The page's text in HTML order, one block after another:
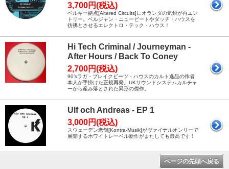
3,700円(税込)
ベルギー拠点[Altered Circuits]にオランダの気鋭が再エン
トリー。ベルジャン・ニュービートやダッチ・ハウスを
彷彿とさせるエレクトロ・テック・ハウス！
Hi Tech Criminal / Journeyman -
After Hours / Back To Coney
2,700円(税込)
90’sラガ・ブレイクビーツ・ハウスのカルト逸品の作者
本人が手掛けた正規再発。UKサウンドシステムカルチャ
ーから産み落とされた異形の傑作。
Ulf och Andreas - EP 1
3,000円(税込)
スウェーデン老舗[Kontra-Musik]がヴァイナルオンリーで
展開するホワイトレーベル新作がまたしても最高です！
ページの先頭へ戻る